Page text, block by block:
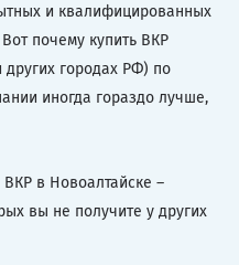
и квалифицированных
почему купить ВКР
городах РФ) по
иногда гораздо лучше,
в Новоалтайске –
вы не получите у других